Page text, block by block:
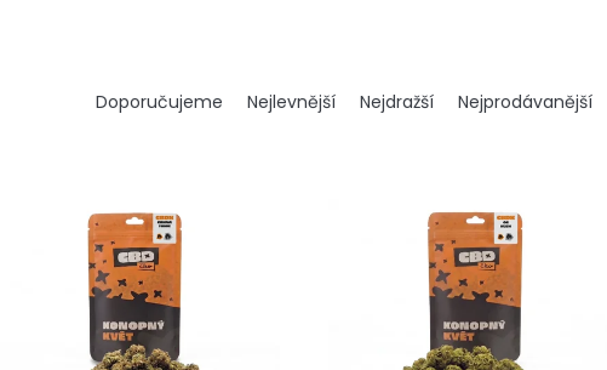
Ř
a
í
p
r
o
u
Doporučujeme Nejlevnější Nejdražší Nejprodávanější